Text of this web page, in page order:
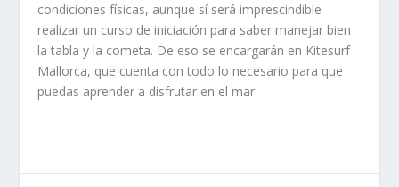
condiciones físicas, aunque sí será imprescindible
realizar un curso de iniciación para saber manejar bien
la tabla y la cometa. De eso se encargarán en Kitesurf
Mallorca, que cuenta con todo lo necesario para que
puedas aprender a disfrutar en el mar.